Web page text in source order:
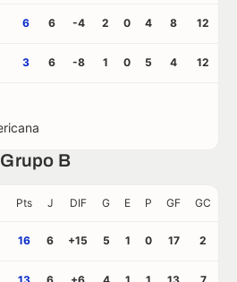
6 6 -4 2 0 4 8 12
3 6 -8 1 0 5 4 12
B
Pts J DIF G E P GF GC
16 6 +15 5 1 0 17 2